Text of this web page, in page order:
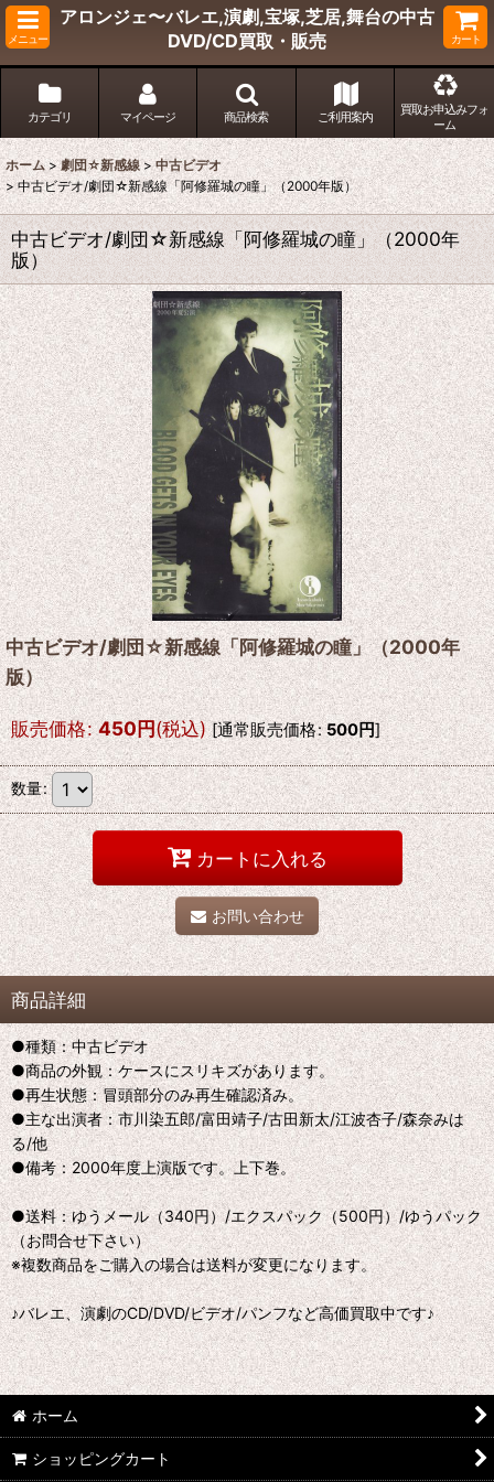
メニュー
アロンジェ〜バレエ,演劇,宝塚,芝居,舞台の中古
DVD/CD買取・販売
カート
カテゴリ マイページ 商品検索 ご利用案内
買取お申込みフォ
ーム
ホーム > 劇団☆新感線 > 中古ビデオ
> 中古ビデオ/劇団☆新感線「阿修羅城の瞳」（2000年版）
中古ビデオ/劇団☆新感線「阿修羅城の瞳」（2000年
版）
中古ビデオ/劇団☆新感線「阿修羅城の瞳」（2000年
版）
販売価格: 450円(税込) [通常販売価格: 500円]
数量:
カートに入れる
お問い合わせ
商品詳細
●種類：中古ビデオ
●商品の外観：ケースにスリキズがあります。
●再生状態：冒頭部分のみ再生確認済み。
●主な出演者：市川染五郎/富田靖子/古田新太/江波杏子/森奈みは
る/他
●備考：2000年度上演版です。上下巻。
●送料：ゆうメール（340円）/エクスパック（500円）/ゆうパック
（お問合せ下さい）
※複数商品をご購入の場合は送料が変更になります。
♪バレエ、演劇のCD/DVD/ビデオ/パンフなど高価買取中です♪
ホーム
ショッピングカート